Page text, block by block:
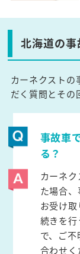
北海道の
カーネクストの
だく質問とその
事故車
る？
カーネ
た場合
お受け
続きを行
で、ご
合わせく